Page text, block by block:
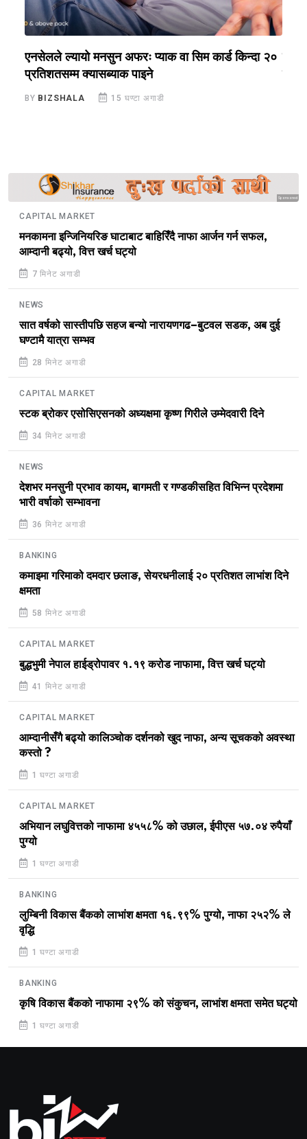
एनसेलले ल्यायो मनसुन अफरः प्याक वा सिम कार्ड किन्दा २०
प्रतिशतसम्म क्यासब्याक पाइने
BY BIZSHALA 15 घण्टा अगाडी
Sponsored
CAPITAL MARKET
मनकामना इन्जिनियरिङ घाटाबाट बाहिरिँदै नाफा आर्जन गर्न सफल,
आम्दानी बढ्यो, वित्त खर्च घट्यो
7 मिनेट अगाडी
NEWS
सात वर्षको सास्तीपछि सहज बन्यो नारायणगढ–बुटवल सडक, अब दुई
घण्टामै यात्रा सम्भव
28 मिनेट अगाडी
CAPITAL MARKET
स्टक ब्रोकर एसोसिएसनको अध्यक्षमा कृष्ण गिरीले उम्मेदवारी दिने
34 मिनेट अगाडी
NEWS
देशभर मनसुनी प्रभाव कायम, बागमती र गण्डकीसहित विभिन्न प्रदेशमा
भारी वर्षाको सम्भावना
36 मिनेट अगाडी
BANKING
कमाइमा गरिमाको दमदार छलाङ, सेयरधनीलाई २० प्रतिशत लाभांश दिने
क्षमता
58 मिनेट अगाडी
CAPITAL MARKET
बुद्धभुमी नेपाल हाईड्रोपावर १.१९ करोड नाफामा, वित्त खर्च घट्यो
41 मिनेट अगाडी
CAPITAL MARKET
आम्दानीसँगै बढ्यो कालिञ्चोक दर्शनको खुद नाफा, अन्य सूचकको अवस्था
कस्तो ?
1 घण्टा अगाडी
CAPITAL MARKET
अभियान लघुवित्तको नाफामा ४५५८% को उछाल, ईपीएस ५७.०४ रुपैयाँ
पुग्यो
1 घण्टा अगाडी
BANKING
लुम्बिनी विकास बैंकको लाभांश क्षमता १६.९९% पुग्यो, नाफा २५२% ले
वृद्धि
1 घण्टा अगाडी
BANKING
कृषि विकास बैंकको नाफामा २९% को संकुचन, लाभांश क्षमता समेत घट्यो
1 घण्टा अगाडी